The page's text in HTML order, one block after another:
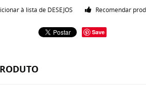
à lista de DESEJOS Recomendar
Save